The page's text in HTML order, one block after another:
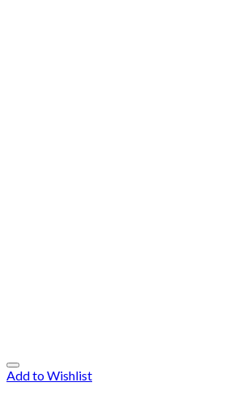
Add to Wishlist